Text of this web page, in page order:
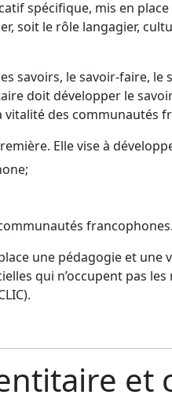
spécifique, mis en
soit le rôle langagier,
savoirs, le savoir-faire,
doit développer le
des communautés
Elle vise à
une pédagogie et une
qui n’occupent pas
et